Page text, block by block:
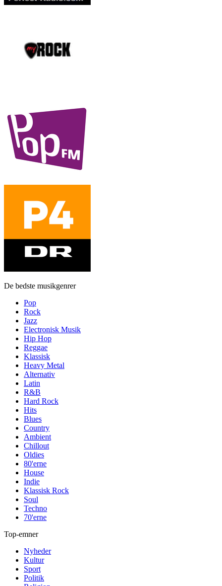
De bedste musikgenrer
Pop
Rock
Jazz
Electronisk Musik
Hip Hop
Reggae
Klassisk
Heavy Metal
Alternativ
Latin
R&B
Hard Rock
Hits
Blues
Country
Ambient
Chillout
Oldies
80'erne
House
Indie
Klassisk Rock
Soul
Techno
70'erne
Top-emner
Nyheder
Kultur
Sport
Politik